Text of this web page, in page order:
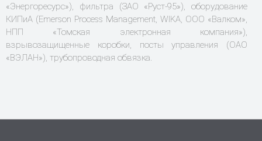
«Энергоресурс»), фильтра (ЗАО «Руст-95»), оборудование
КИПиА (Emerson Process Management, WIKA, ООО «Валком»,
НПП «Томская электронная компания»),
взрывозащищенные коробки, посты управления (ОАО
«ВЭЛАН»), трубопроводная обвязка.